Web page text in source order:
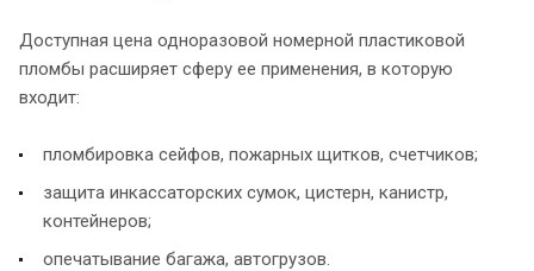
Доступная цена одноразовой номерной пластиковой
пломбы расширяет сферу ее применения, в которую
входит:
пломбировка сейфов, пожарных щитков, счетчиков;
защита инкассаторских сумок, цистерн, канистр,
контейнеров;
опечатывание багажа, автогрузов.